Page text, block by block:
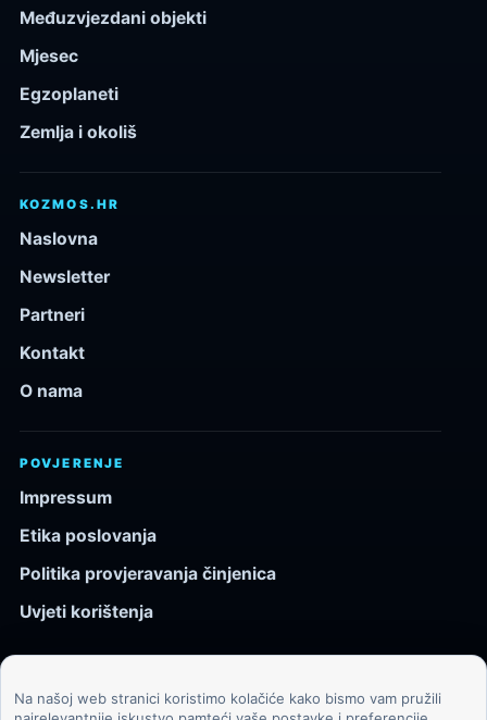
Međuzvjezdani objekti
Mjesec
Egzoplaneti
Zemlja i okoliš
KOZMOS.HR
Naslovna
Newsletter
Partneri
Kontakt
O nama
POVJERENJE
Impressum
Etika poslovanja
Politika provjeravanja činjenica
Uvjeti korištenja
© 2026 Kozmos.hr. Sva prava pridržana.
Na našoj web stranici koristimo kolačiće kako bismo vam pružili